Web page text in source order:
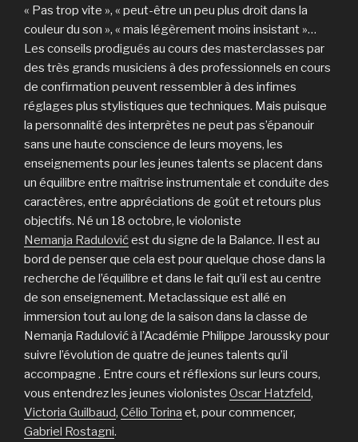
« Pas trop vite », « peut-être un peu plus droit dans la
couleur du son », « mais légèrement moins insistant »…
Les conseils prodigués au cours des masterclasses par
des très grands musiciens à des professionnels en cours
de confirmation peuvent ressembler à des infimes
réglages plus stylistiques que techniques. Mais puisque
la personnalité des interprètes ne peut pas s’épanouir
sans une haute conscience de leurs moyens, les
enseignements pour les jeunes talents se placent dans
un équilibre entre maîtrise instrumentale et conduite des
caractères, entre appréciations de goût et retours plus
objectifs. Né un 18 octobre, le violoniste
Nemanja Radulovićest du signe de la Balance. Il est au
bord de penser que cela est pour quelque chose dans la
recherche de l’équilibre et dans le fait qu’il est au centre
de son enseignement. Metaclassique est allé en
immersion tout au long de la saison dans la classe de
Nemanja Radulović à l’Académie Philippe Jaroussky pour
suivre l’évolution de quatre de jeunes talents qu’il
accompagne . Entre cours et réflexions sur leurs cours,
vous entendrez les jeunes violonistes Oscar Hatzfeld,
Victoria Guilbaud, Célio Torina et, pour commencer,
Gabriel Rostagni.